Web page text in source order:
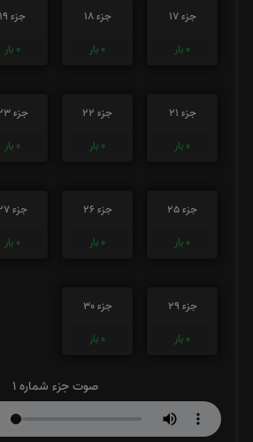
جزء 17
0 بار
جزء 18
0 بار
جزء 19
0 بار
جزء 21
0 بار
جزء 22
0 بار
جزء 23
0 بار
جزء 25
0 بار
جزء 26
0 بار
جزء 27
0 بار
جزء 29
0 بار
جزء 30
0 بار
صوت جزء شماره 1